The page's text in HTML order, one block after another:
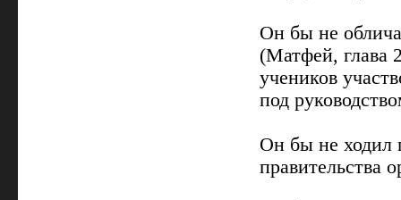
Он бы не
(Матфей, глава
учеников
под
Он бы не ходил
правительства